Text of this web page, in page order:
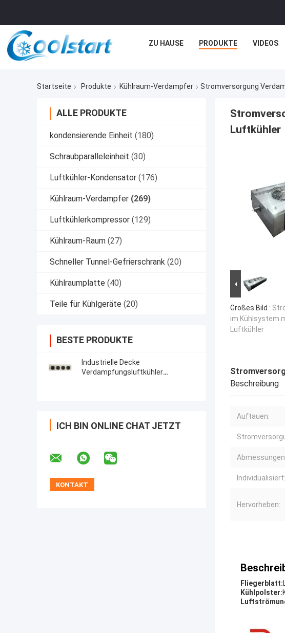
ZU HAUSE PRODUKTE VIDEOS
Startseite Produkte Kühlraum-Verdampfer Stromversorgung
ALLE PRODUKTE
kondensierende Einheit (180)
Schraubparalleleinheit (30)
Luftkühler-Kondensator (176)
Kühlraum-Verdampfer (269)
Luftkühlerkompressor (129)
Kühlraum-Raum (27)
Schneller Tunnel-Gefrierschrank (20)
Kühlraumplatte (40)
Teile für Kühlgeräte (20)
BESTE PRODUKTE
Industrielle Decke
Verdampfungsluftkühler
ICH BIN ONLINE CHAT JETZT
Luftkühler
Großes Bild :
im Kühlsystem
Luftkühler
Beschreibung
Auftauen:
Individualisiert:
Hervorheben:
Fliegerblatt:
Kühlpolster: